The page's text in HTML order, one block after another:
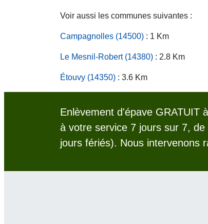
Voir aussi les communes suivantes :
Campagnolles (14500) : 1 Km
Le Mesnil-Robert (14380) : 2.8 Km
Étouvy (14350) : 3.6 Km
Enlèvement d'épave GRATUIT
à votre service 7 jours sur 7,
jours fériés). Nous intervenons